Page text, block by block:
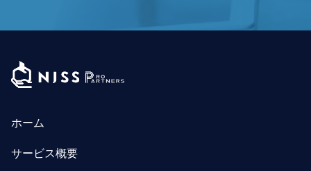
ホーム
サービス概要